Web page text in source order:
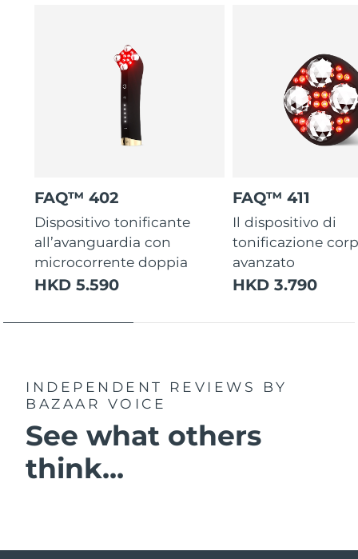
FAQ™ 402
Dispositivo tonificante
all’avanguardia con
microcorrente doppia
HKD 5.590
FAQ™ 411
Il dispositivo di
tonificazione
avanzato
HKD 3.790
INDEPENDENT REVIEWS
BY
BAZAAR VOICE
See what others
think...